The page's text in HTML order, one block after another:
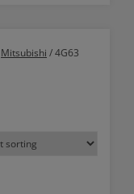
Mitsubishi / 4G63